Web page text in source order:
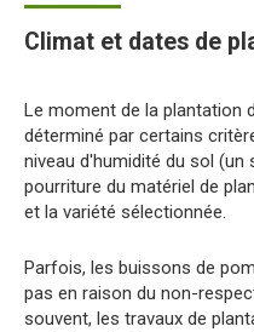
Climat et dates de
Le moment de la plantation
déterminé par certains
niveau d'humidité du sol
pourriture du matériel de
et la variété sélectionnée.
Parfois, les buissons de
pas en raison du non-
souvent, les travaux de